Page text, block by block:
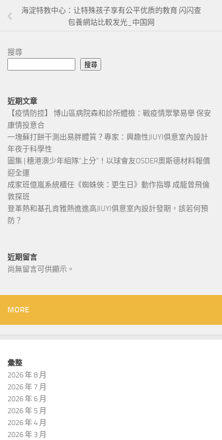
海淀特教中心：让特殊孩子享有公平优质的教育 闪闪查
包養網站比較发光_中国网
搜尋
搜尋
近期文章
【疫情防控】 博山區病院森和診所體檢：戰疫情眾擎易舉 保安
康情投意合
一塊蘇打餅干測出易胖體質？專家：興趣性JIUYI俱意室內設計
年夜于科學性
圖集 | 穗港澳少年組隊“上分“！以球會友OSDER奧斯德材料報價
迎全運
成家班億嵐系統櫃任《蜘蛛俠：更生日》動作指導 成龍曾飛倫
敦探班
登革熱和基孔肯雅熱進進高JIUYI俱意室內設計發期，該若何預
防？
近期留言
尚無留言可供顯示。
MORE
彙整
2026 年 8 月
2026 年 7 月
2026 年 6 月
2026 年 5 月
2026 年 4 月
2026 年 3 月